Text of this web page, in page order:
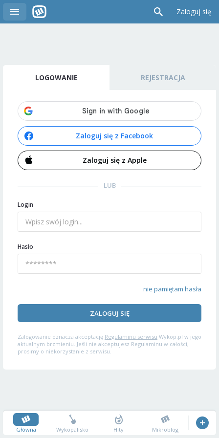
Zaloguj się
LOGOWANIE REJESTRACJA
Zaloguj się z Facebook
Zaloguj się z Apple
LUB
Login
Hasło
nie pamiętam hasła
ZALOGUJ SIĘ
Zalogowanie oznacza akceptację Regulaminu serwisu Wykop.pl w jego
aktualnym brzmieniu. Jeśli nie akceptujesz Regulaminu w całości,
prosimy o niekorzystanie z serwisu.
Główna Wykopalisko Hity Mikroblog